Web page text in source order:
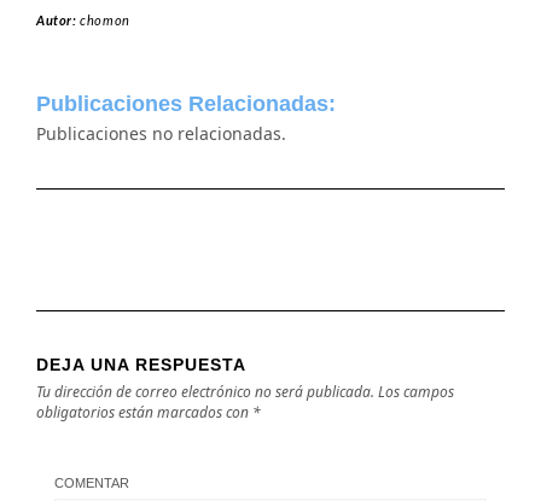
Autor:chomon
Publicaciones Relacionadas:
Publicaciones no relacionadas.
DEJA UNA RESPUESTA
Tu dirección de correo electrónico no será publicada. Los campos
obligatorios están marcados con *
COMENTAR